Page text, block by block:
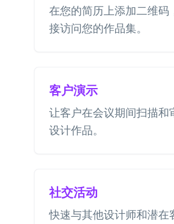
在您的简历上添加二维码
接访问您的作品集。
客户演示
让客户在会议期间扫描和
设计作品。
社交活动
快速与其他设计师和潜在